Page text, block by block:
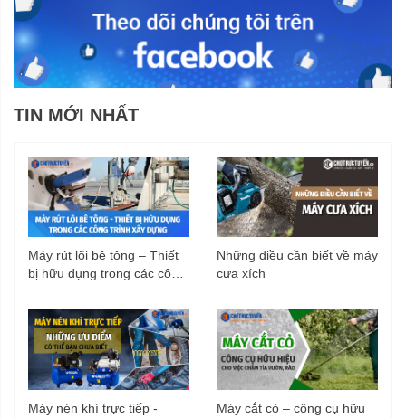
TIN MỚI NHẤT
Máy rút lõi bê tông – Thiết
bị hữu dụng trong các công
Những điều cần biết về máy
cưa xích
Máy nén khí trực tiếp -
Máy cắt cỏ – công cụ hữu